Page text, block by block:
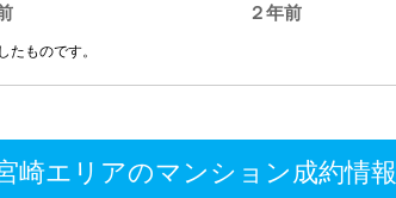
２年前
ものです。
崎エリアのマンション成約情報